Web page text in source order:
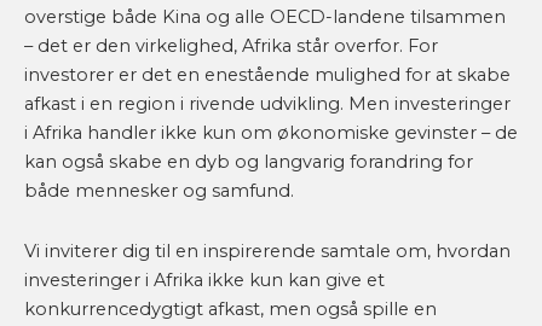
overstige både Kina og alle OECD-landene tilsammen
– det er den virkelighed, Afrika står overfor. For
investorer er det en enestående mulighed for at skabe
afkast i en region i rivende udvikling. Men investeringer
i Afrika handler ikke kun om økonomiske gevinster – de
kan også skabe en dyb og langvarig forandring for
både mennesker og samfund.
Vi inviterer dig til en inspirerende samtale om, hvordan
investeringer i Afrika ikke kun kan give et
konkurrencedygtigt afkast, men også spille en